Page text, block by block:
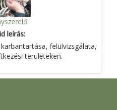
leírás:
felülvizsgálata,
területeken.